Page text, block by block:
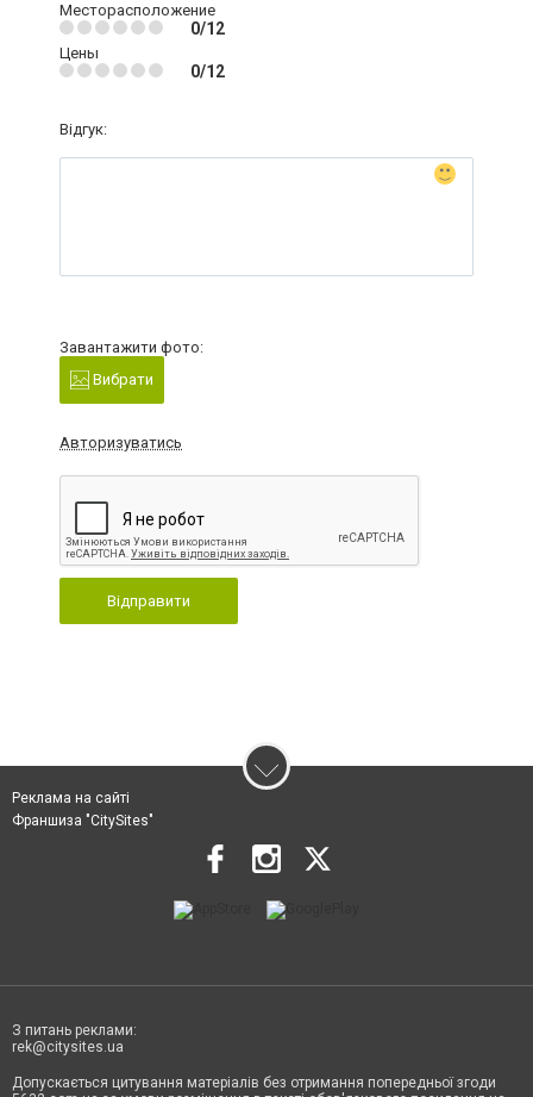
Месторасположение
0/12
Цены
0/12
Відгук:
Завантажити фото:
Вибрати
Авторизуватись
Відправити
Реклама на сайті
Франшиза "CitySites"
З питань реклами:
rek@citysites.ua
Допускається цитування матеріалів без отримання попередньої згоди